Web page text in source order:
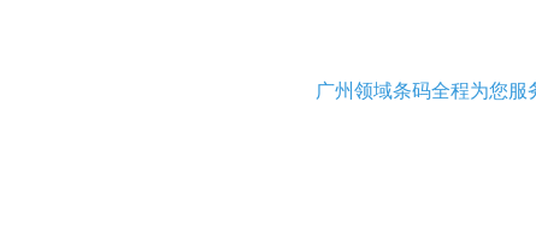
广州领域条码全程为您服